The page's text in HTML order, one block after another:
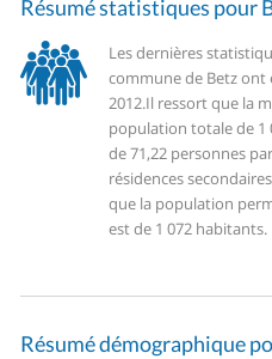
Résumé statistiques pour
Les dernières
commune de Betz ont
2012.Il ressort que la
population totale de 1
de 71,22 personnes
résidences
que la population
est de 1 072 habitants.
Résumé démographique